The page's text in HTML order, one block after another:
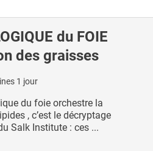
du FOIE
des graisses
1 jour
du foie orchestre la
, c’est le décryptage
Salk Institute : ces ...